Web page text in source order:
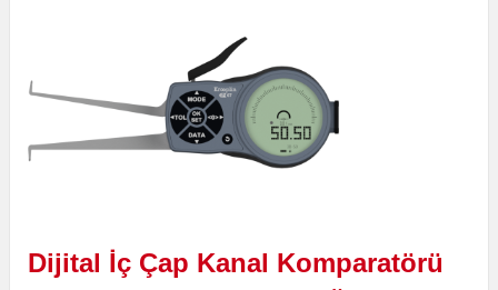
Dijital İç Çap Kanal Komparatörü